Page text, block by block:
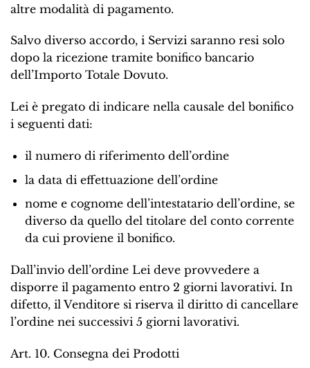
altre modalità di pagamento.
Salvo diverso accordo, i Servizi saranno resi solo
dopo la ricezione tramite bonifico bancario
dell’Importo Totale Dovuto.
Lei è pregato di indicare nella causale del bonifico
i seguenti dati:
il numero di riferimento dell’ordine
la data di effettuazione dell’ordine
nome e cognome dell’intestatario dell’ordine, se
diverso da quello del titolare del conto corrente
da cui proviene il bonifico.
Dall’invio dell’ordine Lei deve provvedere a
disporre il pagamento entro 2 giorni lavorativi. In
difetto, il Venditore si riserva il diritto di cancellare
l’ordine nei successivi 5 giorni lavorativi.
Art. 10. Consegna dei Prodotti